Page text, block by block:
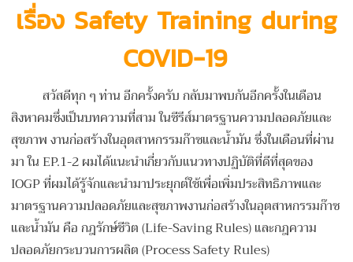
เรื่อง Safety Training during
COVID-19
สวัสดีทุก ๆ ท่าน อีกครั้งครับ กลับมาพบกันอีกครั้งในเดือน
สิงหาคมซึ่งเป็นบทความที่สาม ในซีรีส์มาตรฐานความปลอดภัยและ
สุขภาพ งานก่อสร้างในอุตสาหกรรมก๊าซและน้ำมัน ซึ่งในเดือนที่ผ่าน
มา ใน EP.1-2 ผมได้แนะนำเกี่ยวกับแนวทางปฏิบัติที่ดีที่สุดของ
IOGP ที่ผมได้รู้จักและนำมาประยุกต์ใช้เพื่อเพิ่มประสิทธิภาพและ
มาตรฐานความปลอดภัยและสุขภาพงานก่อสร้างในอุตสาหกรรมก๊าซ
และน้ำมัน คือ กฎรักษ์ชีวิต (Life-Saving Rules) และกฎความ
ปลอดภัยกระบวนการผลิต (Process Safety Rules)